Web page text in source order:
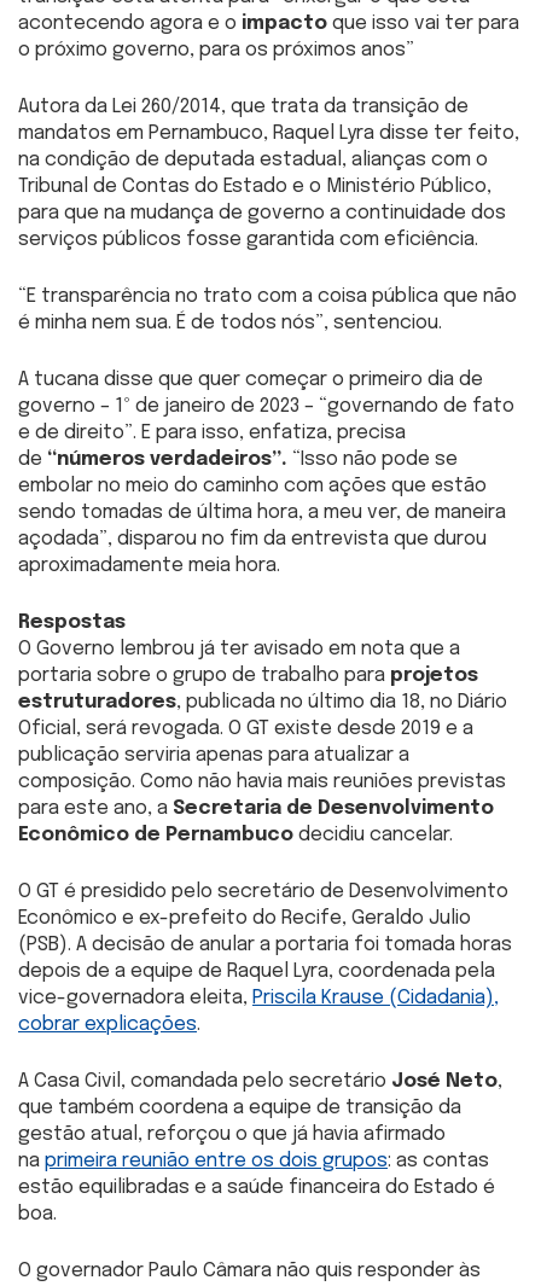
acontecendo agora e o impacto que isso vai ter para
o próximo governo, para os próximos anos”
Autora da Lei 260/2014, que trata da transição de
mandatos em Pernambuco, Raquel Lyra disse ter feito,
na condição de deputada estadual, alianças com o
Tribunal de Contas do Estado e o Ministério Público,
para que na mudança de governo a continuidade dos
serviços públicos fosse garantida com eficiência.
“E transparência no trato com a coisa pública que não
é minha nem sua. É de todos nós”, sentenciou.
A tucana disse que quer começar o primeiro dia de
governo – 1º de janeiro de 2023 – “governando de fato
e de direito”. E para isso, enfatiza, precisa
de “números verdadeiros”. “Isso não pode se
embolar no meio do caminho com ações que estão
sendo tomadas de última hora, a meu ver, de maneira
açodada”, disparou no fim da entrevista que durou
aproximadamente meia hora.
Respostas
O Governo lembrou já ter avisado em nota que a
portaria sobre o grupo de trabalho para projetos
estruturadores, publicada no último dia 18, no Diário
Oficial, será revogada. O GT existe desde 2019 e a
publicação serviria apenas para atualizar a
composição. Como não havia mais reuniões previstas
para este ano, a Secretaria de Desenvolvimento
Econômico de Pernambuco decidiu cancelar.
O GT é presidido pelo secretário de Desenvolvimento
Econômico e ex-prefeito do Recife, Geraldo Julio
(PSB). A decisão de anular a portaria foi tomada horas
depois de a equipe de Raquel Lyra, coordenada pela
vice-governadora eleita, Priscila Krause (Cidadania),
cobrar explicações.
A Casa Civil, comandada pelo secretário José Neto,
que também coordena a equipe de transição da
gestão atual, reforçou o que já havia afirmado
na primeira reunião entre os dois grupos: as contas
estão equilibradas e a saúde financeira do Estado é
boa.
O governador Paulo Câmara não quis responder às